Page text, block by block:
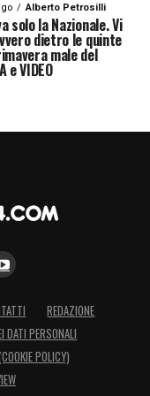
Alberto Petrosilli
solo la Nazionale. Vi
dietro le quinte
male del
e VIDEO
REDAZIONE
DATI PERSONALI
POLICY)